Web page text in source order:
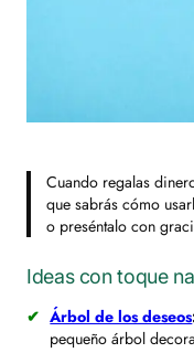
Cuando regalas
que sabrás cómo
o preséntalo con
Ideas con toque
Árbol de los deseos
pequeño árbol